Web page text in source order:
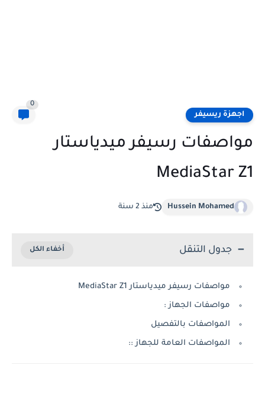
اجهزة ريسيفر
0
مواصفات رسيفر ميدياستار
MediaStar Z1
Hussein Mohamed منذ 2 سنة
جدول التنقل
مواصفات رسيفر ميدياستار MediaStar Z1
مواصفات الجهاز :
المواصفات بالتفصيل
المواصفات العامة للجهاز ::